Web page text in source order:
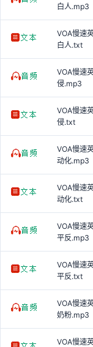
白人.mp3
VOA慢速
白人.txt
VOA慢速
侵.mp3
VOA慢速
侵.txt
VOA慢速
动化.mp3
VOA慢速
动化.txt
VOA慢速
平反.mp3
VOA慢速
平反.txt
VOA慢速
奶粉.mp3
VOA慢速